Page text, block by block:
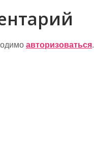
авторизоваться.